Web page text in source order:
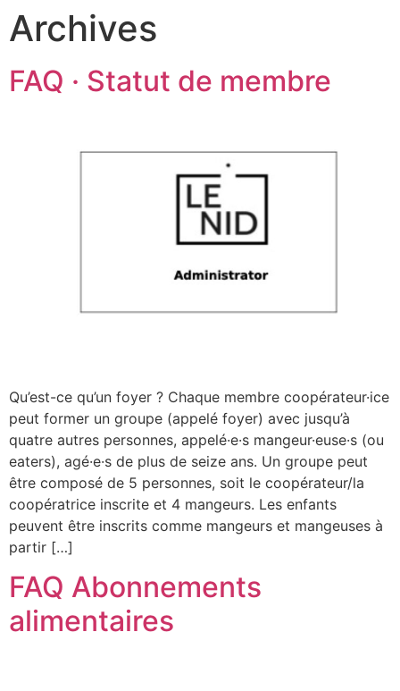
Archives
FAQ · Statut de membre
Qu’est-ce qu’un foyer ? Chaque membre coopérateur·ice
peut former un groupe (appelé foyer) avec jusqu’à
quatre autres personnes, appelé·e·s mangeur·euse·s (ou
eaters), agé·e·s de plus de seize ans. Un groupe peut
être composé de 5 personnes, soit le coopérateur/la
coopératrice inscrite et 4 mangeurs. Les enfants
peuvent être inscrits comme mangeurs et mangeuses à
partir […]
FAQ Abonnements
alimentaires